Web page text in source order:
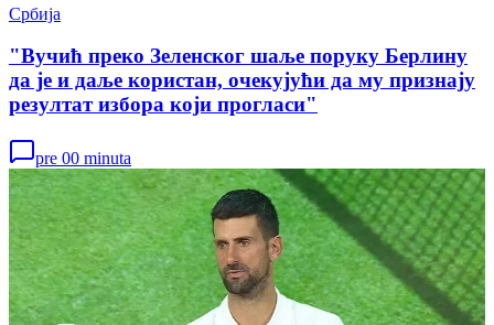
Србија
"Вучић преко Зеленског шаље поруку Берлину
да је и даље користан, очекујући да му признају
резултат избора који прогласи"
pre 00 minuta